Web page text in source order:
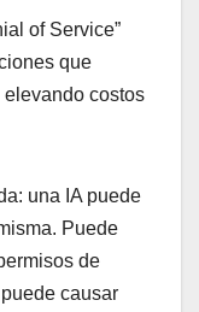
of Service”
que
costos
una IA puede
Puede
de
causar